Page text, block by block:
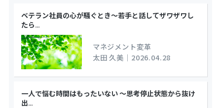
ベテラン社員の心が騒ぐとき～若手と話してザワザワし
たら…
マネジメント変革
太田 久美 ｜ 2026.04.28
一人で悩む時間はもったいない ～思考停止状態から抜け
出…